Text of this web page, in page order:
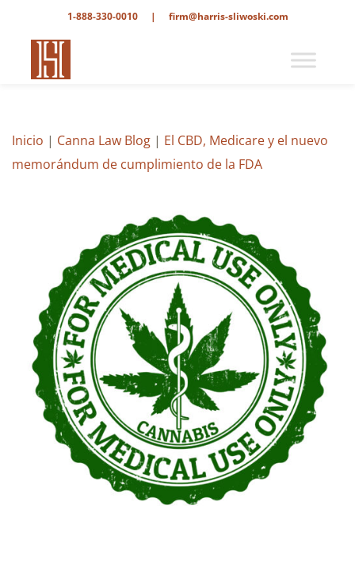
1-888-330-0010 | firm@harris-sliwoski.com
Inicio | Canna Law Blog | El CBD, Medicare y el nuevo
memorándum de cumplimiento de la FDA